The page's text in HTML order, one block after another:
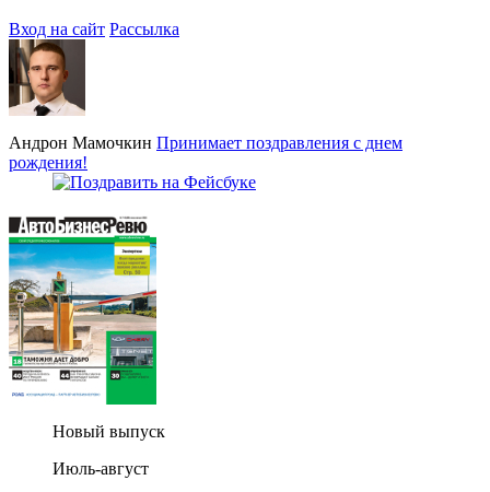
Вход на сайт Рассылка
Андрон Мамочкин Принимает поздравления с днем
рождения!
Новый выпуск
Июль-август